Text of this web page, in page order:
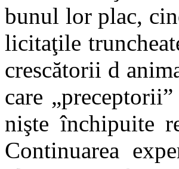
bunul lor plac,
licitaţile
crescătorii d
care
nişte închipuite
Continuarea